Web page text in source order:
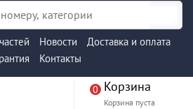
Новости
Доставка и оплата
Контакты
0 Корзина
Корзина пуста